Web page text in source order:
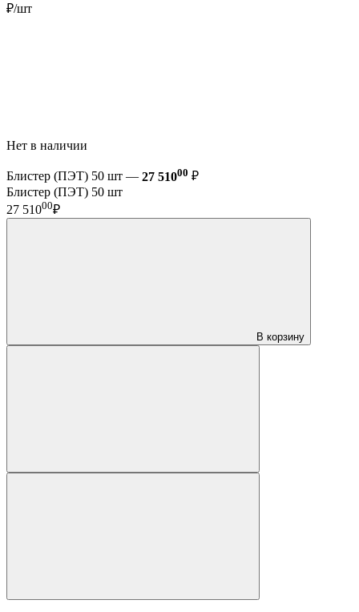
₽/шт
Нет в наличии
Блистер (ПЭТ) 50 шт — 27 51000 ₽
Блистер (ПЭТ) 50 шт
27 51000₽
В корзину